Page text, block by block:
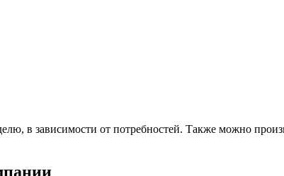
в зависимости от потребностей. Также можно